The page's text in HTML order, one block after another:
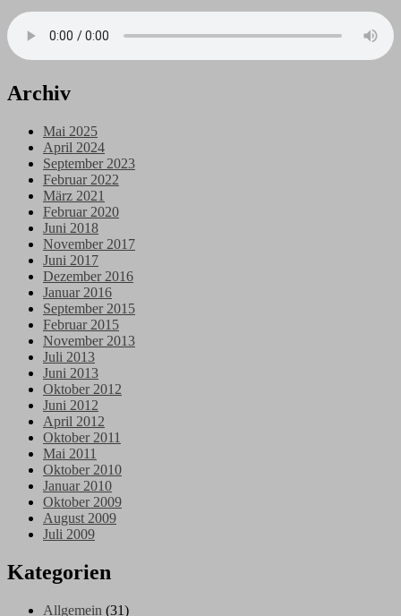
Archiv
Mai 2025
April 2024
September 2023
Februar 2022
März 2021
Februar 2020
Juni 2018
November 2017
Juni 2017
Dezember 2016
Januar 2016
September 2015
Februar 2015
November 2013
Juli 2013
Juni 2013
Oktober 2012
Juni 2012
April 2012
Oktober 2011
Mai 2011
Oktober 2010
Januar 2010
Oktober 2009
August 2009
Juli 2009
Kategorien
Allgemein (31)